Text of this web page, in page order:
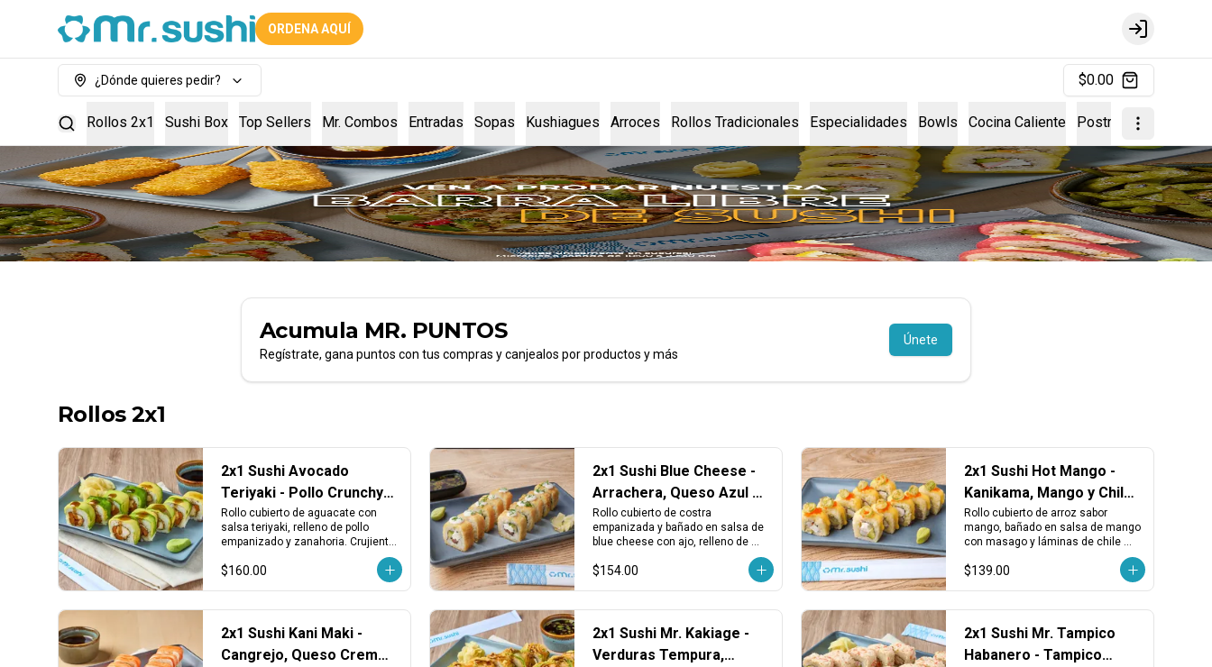
ORDENA AQUÍ
Login
¿Dónde quieres pedir? $0.00
Rollos 2x1 Sushi Box Top Sellers Mr. Combos Entradas Sopas Kushiagues Arroces Rollos Tradicionales Especialidades Bowls Cocina Caliente Postres Hand Rolls
Acumula MR. PUNTOS
Regístrate, gana puntos con tus compras y canjealos por productos y más
Únete
Rollos 2x1
2x1 Sushi Avocado
Teriyaki - Pollo Crunchy,
Aguacate y Zanahoria
Rollo cubierto de aguacate con
salsa teriyaki, relleno de pollo
empanizado y zanahoria. Crujiente,
$160.00
2x1 Sushi Blue Cheese -
Arrachera, Queso Azul y
Costra Crujiente
Rollo cubierto de costra
empanizada y bañado en salsa de
blue cheese con ajo, relleno de
arrachera asada, aguacate y queso
crema, terminado con cebollín
$154.00
2x1 Sushi Hot Mango -
Kanikama, Mango y Chile
Serrano
Rollo cubierto de arroz sabor
mango, bañado en salsa de mango
con masago y láminas de chile
serrano tempurizado. Relleno de
piña, kanikama, aguacate y queso
$139.00
2x1 Sushi Kani Maki -
Cangrejo, Queso Crema,
2x1 Sushi Mr. Kakiage -
Verduras Tempura,
2x1 Sushi Mr. Tampico
Habanero - Tampico